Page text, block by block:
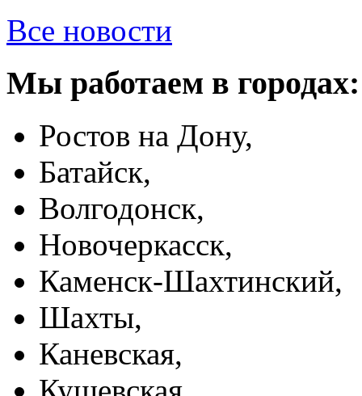
Все новости
Мы работаем в городах:
Ростов на Дону,
Батайск,
Волгодонск,
Новочеркасск,
Каменск-Шахтинский,
Шахты,
Каневская,